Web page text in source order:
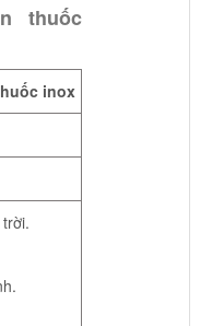
thuốc
inox